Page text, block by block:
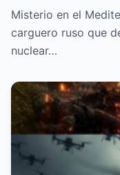
sospechas de
Misterio en el
carguero ruso que
nuclear…